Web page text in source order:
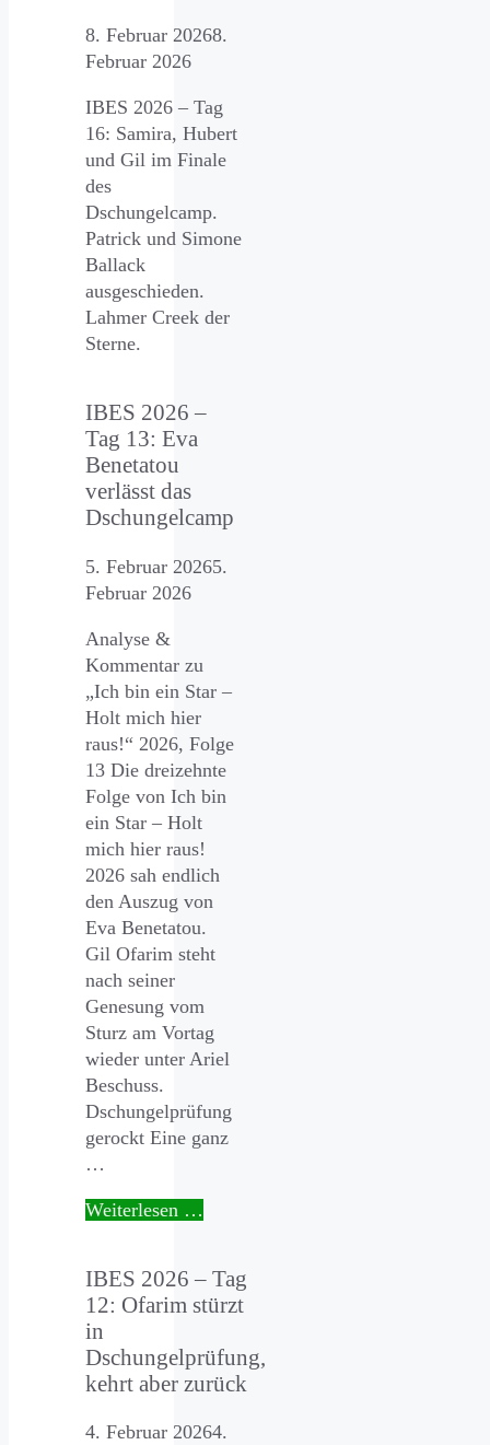
8. Februar 20268.
Februar 2026
IBES 2026 – Tag
16: Samira, Hubert
und Gil im Finale
des
Dschungelcamp.
Patrick und Simone
Ballack
ausgeschieden.
Lahmer Creek der
Sterne.
IBES 2026 –
Tag 13: Eva
Benetatou
verlässt das
Dschungelcamp
5. Februar 20265.
Februar 2026
Analyse &
Kommentar zu
„Ich bin ein Star –
Holt mich hier
raus!“ 2026, Folge
13 Die dreizehnte
Folge von Ich bin
ein Star – Holt
mich hier raus!
2026 sah endlich
den Auszug von
Eva Benetatou.
Gil Ofarim steht
nach seiner
Genesung vom
Sturz am Vortag
wieder unter Ariel
Beschuss.
Dschungelprüfung
gerockt Eine ganz
…
Weiterlesen …
IBES 2026 – Tag
12: Ofarim stürzt
in
Dschungelprüfung,
kehrt aber zurück
4. Februar 20264.